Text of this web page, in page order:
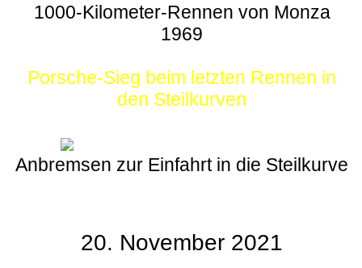
1000-Kilometer-Rennen von Monza
1969
Porsche-Sieg beim letzten Rennen in
den Steilkurven
Anbremsen zur Einfahrt in die Steilkurve
20. November 2021